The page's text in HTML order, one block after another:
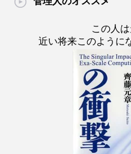
この人は
近い将来このように